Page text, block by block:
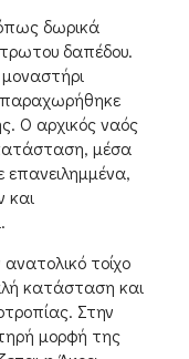
δωρικά
δαπέδου.
παραχωρήθηκε
Ο αρχικός ναός
μέσα
επανειλημμένα,
και
τοίχο
κατάσταση και
Στην
μορφή της